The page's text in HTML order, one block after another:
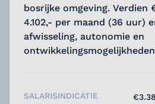
bosrijke omgeving. Verdien
4.102,- per maand (36 uur)
afwisseling, autonomie en
SALARISINDICATIE